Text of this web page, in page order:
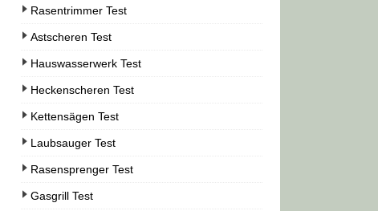
Rasentrimmer Test
Astscheren Test
Hauswasserwerk Test
Heckenscheren Test
Kettensägen Test
Laubsauger Test
Rasensprenger Test
Gasgrill Test